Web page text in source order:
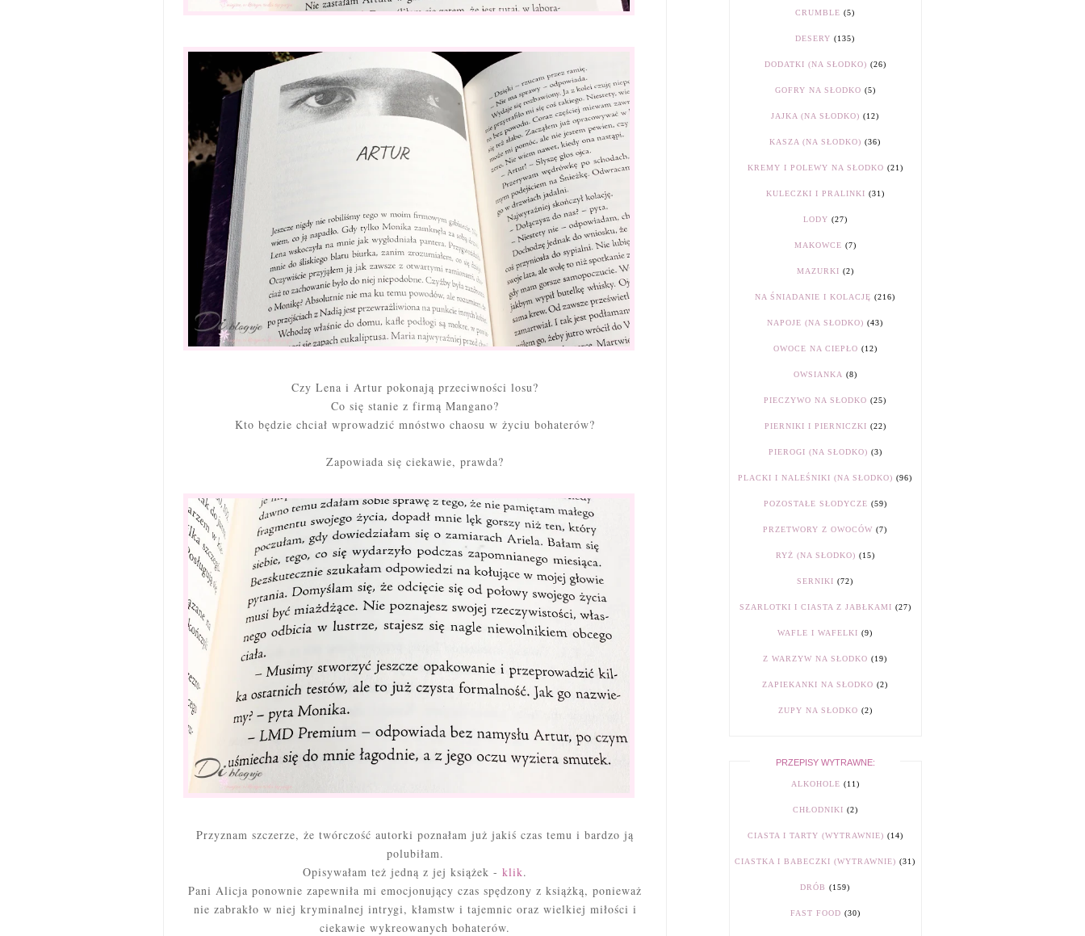
Czy Lena i Artur pokonają przeciwności losu?
Co się stanie z firmą Mangano?
Kto będzie chciał wprowadzić mnóstwo chaosu w życiu bohaterów?
Zapowiada się ciekawie, prawda?
Przyznam szczerze, że twórczość autorki poznałam już jakiś czas temu i bardzo ją
polubiłam.
Opisywałam też jedną z jej książek - klik.
Pani Alicja ponownie zapewniła mi emocjonujący czas spędzony z książką, ponieważ
nie zabrakło w niej kryminalnej intrygi, kłamstw i tajemnic oraz wielkiej miłości i
ciekawie wykreowanych bohaterów.
CRUMBLE (5)
DESERY (135)
DODATKI (NA SŁODKO) (26)
GOFRY NA SŁODKO (5)
JAJKA (NA SŁODKO) (12)
KASZA (NA SŁODKO) (36)
KREMY I POLEWY NA SŁODKO (21)
KULECZKI I PRALINKI (31)
LODY (27)
MAKOWCE (7)
MAZURKI (2)
NA ŚNIADANIE I KOLACJĘ (216)
NAPOJE (NA SŁODKO) (43)
OWOCE NA CIEPŁO (12)
OWSIANKA (8)
PIECZYWO NA SŁODKO (25)
PIERNIKI I PIERNICZKI (22)
PIEROGI (NA SŁODKO) (3)
PLACKI I NALEŚNIKI (NA SŁODKO) (96)
POZOSTAŁE SŁODYCZE (59)
PRZETWORY Z OWOCÓW (7)
RYŻ (NA SŁODKO) (15)
SERNIKI (72)
SZARLOTKI I CIASTA Z JABŁKAMI (27)
WAFLE I WAFELKI (9)
Z WARZYW NA SŁODKO (19)
ZAPIEKANKI NA SŁODKO (2)
ZUPY NA SŁODKO (2)
PRZEPISY WYTRAWNE:
ALKOHOLE (11)
CHŁODNIKI (2)
CIASTA I TARTY (WYTRAWNIE) (14)
CIASTKA I BABECZKI (WYTRAWNIE) (31)
DRÓB (159)
FAST FOOD (30)